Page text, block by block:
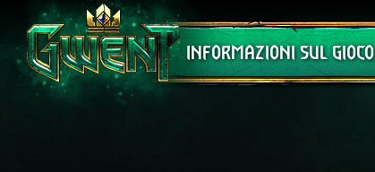
INFORMAZIONI SUL GIOCO
Assistenza